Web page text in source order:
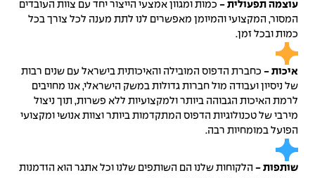
עוצמה תפעולית - כמות ומגוון אמצעי הייצור יחד עם צוות העובדים
המסור, המקצועי והמיומן מאפשרים לנו לתת מענה לכל צורך בכל
כמות ובכל זמן.
איכות - כחברת הדפוס המובילה והאיכותית בישראל עם שנים רבות
של ניסיון ועבודה מול חברות גדולות במשק הישראלי, אנו מחויבים
לרמת האיכות הגבוהה ביותר ולמקצועיות ללא פשרות, תוך ניצול
מירבי של טכנולוגיות הדפוס המתקדמות ביותר וצוות אנושי ומקצועי
הפועל במומחיות רבה.
שותפות - הלקוחות שלנו הם השותפים שלנו וכל אתגר הוא הזדמנות